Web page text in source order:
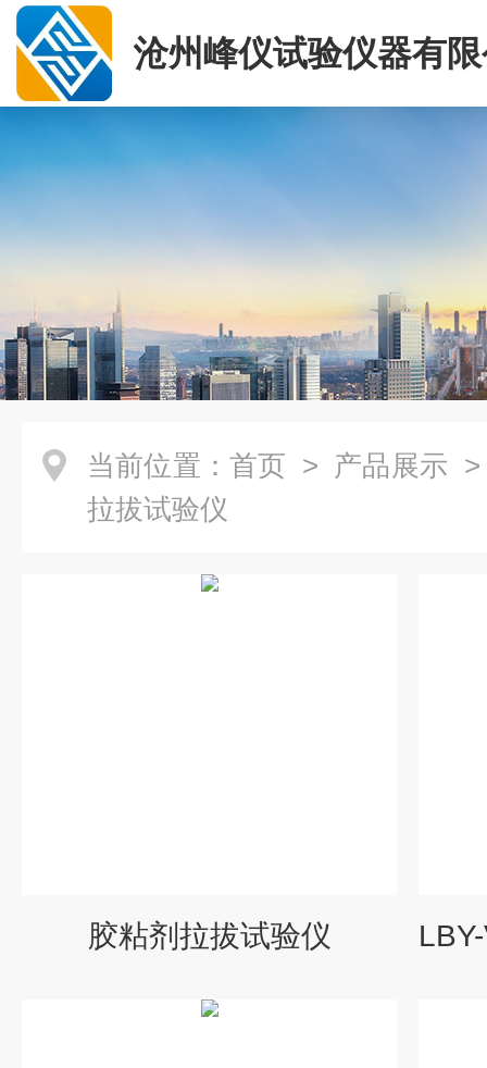
沧州峰仪试验仪器有
当前位置： 首页 > 产品展示
拉拔试验仪
胶粘剂拉拔试验仪